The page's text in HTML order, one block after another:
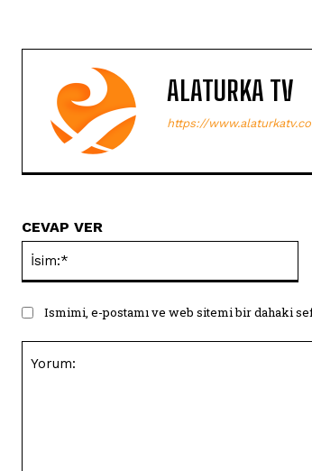
ALATURKA TV
https://
CEVAP VER
Ismimi, e-postamı ve web sitemi bir dahaki